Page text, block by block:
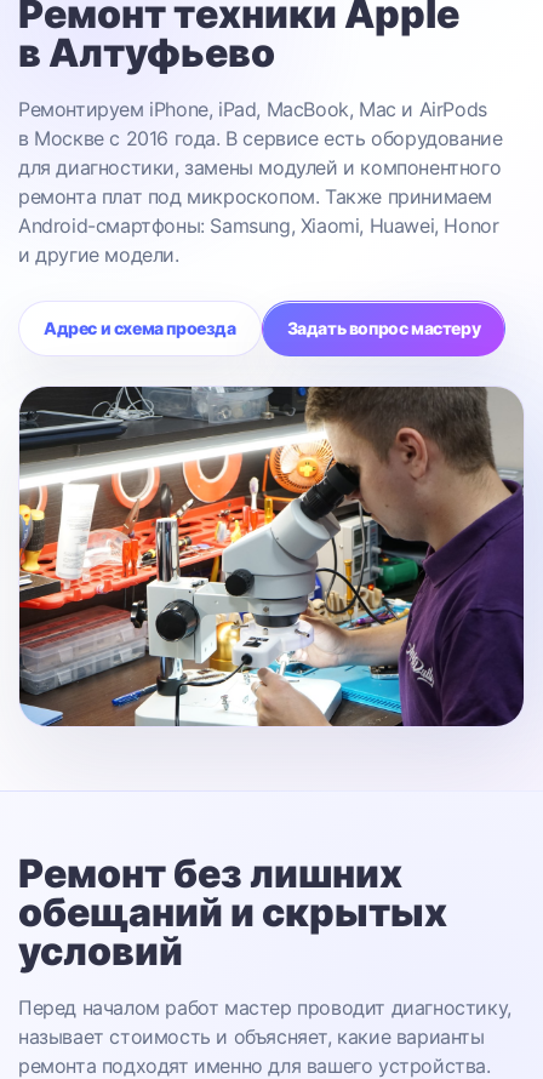
Ремонт техники Apple
в Алтуфьево
Ремонтируем iPhone, iPad, MacBook, Mac и AirPods
в Москве с 2016 года. В сервисе есть оборудование
для диагностики, замены модулей и компонентного
ремонта плат под микроскопом. Также принимаем
Android-смартфоны: Samsung, Xiaomi, Huawei, Honor
и другие модели.
Адрес и схема проезда Задать вопрос мастеру
Ремонт без лишних
обещаний и скрытых
условий
Перед началом работ мастер проводит диагностику,
называет стоимость и объясняет, какие варианты
ремонта подходят именно для вашего устройства.